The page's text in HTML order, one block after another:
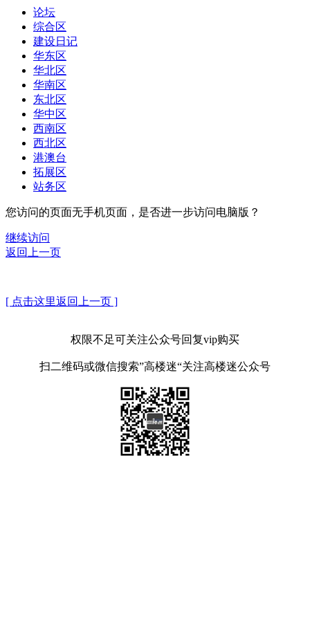
论坛
综合区
建设日记
华东区
华北区
华南区
东北区
华中区
西南区
西北区
港澳台
拓展区
站务区
您访问的页面无手机页面，是否进一步访问电脑版？
继续访问
返回上一页
[ 点击这里返回上一页 ]
权限不足可关注公众号回复vip购买
扫二维码或微信搜索”高楼迷“关注高楼迷公众号